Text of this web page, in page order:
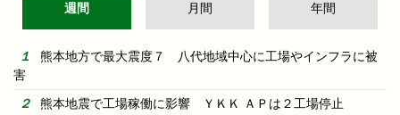
週間 月間 年間
熊本地方で最大震度７ 八代地域中心に工場やインフラに被
害
熊本地震で工場稼働に影響 ＹＫＫ ＡＰは２工場停止